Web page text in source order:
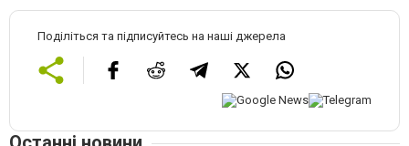
Поділіться та підписуйтесь на наші джерела